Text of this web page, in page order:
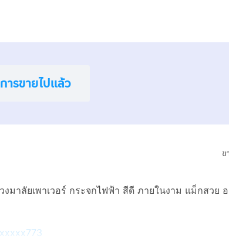
ารขายไปแล้ว
ข
าลัยเพาเวอร์ กระจกไฟฟ้า สีดี ภายในงาม แม็กสวย อ